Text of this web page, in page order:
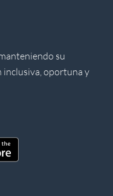
su
oportuna y